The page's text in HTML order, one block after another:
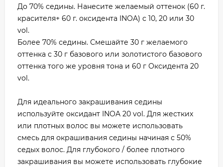
До 70% седины. Нанесите желаемый оттенок (60 г.
красителя+ 60 г. оксидента INOA) c 10, 20 или 30
vol.
Более 70% седины. Смешайте 30 г желаемого
оттенка с 30 г базового или золотистого базового
оттенка того же уровня тона и 60 г Оксидента 20
vol.
Для идеального закрашивания седины
используйте оксидант INOA 20 vol. Для жестких
или плотных волос вы можете использовать
смесь для окрашивания седины начиная с 50%
седых волос. Для глубокого / более плотного
закрашивания вы можете использовать глубокие